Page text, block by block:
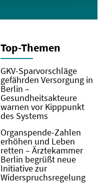
Top-Themen
GKV-Sparvorschläge
gefährden Versorgung in
Berlin –
Gesundheitsakteure
warnen vor Kipppunkt
des Systems
Organspende-Zahlen
erhöhen und Leben
retten – Ärztekammer
Berlin begrüßt neue
Initiative zur
Widerspruchsregelung